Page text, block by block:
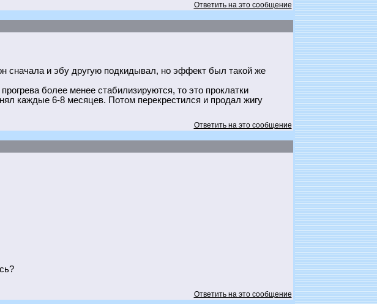
Ответить на это сообщение
сначала и эбу другую подкидывал, но эффект был такой же
более менее стабилизируются, то это проклатки
каждые 6-8 месяцев. Потом перекрестился и продал жигу
Ответить на это сообщение
Ответить на это сообщение